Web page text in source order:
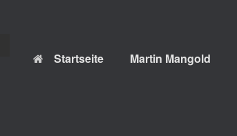
Startseite Martin Mangold